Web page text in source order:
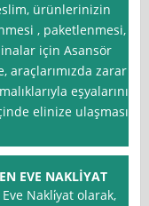
ürünlerinizin
, paketlenmesi,
için Asansör
zarar
eşyalarınız
elinize ulaşması
EVE NAKLİYAT
Nakli̇yat olarak,